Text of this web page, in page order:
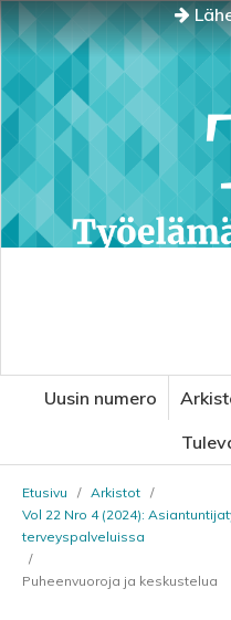
Uusin numero
Etusivu / Arkistot /
Vol 22 Nro 4 (2024):
terveyspalveluissa
/
Puheenvuoroja ja keskustelua